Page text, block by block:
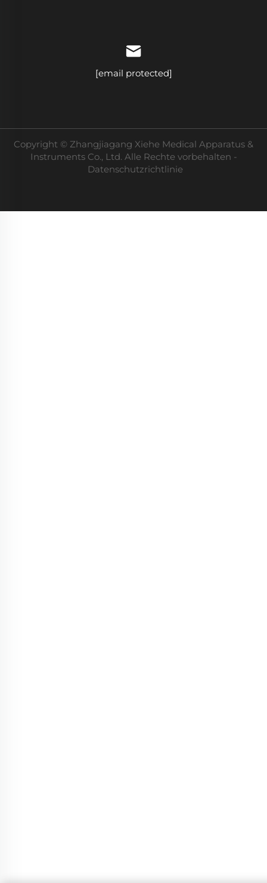
[email protected]
Copyright © Zhangjiagang Xiehe Medical Apparatus &
Instruments Co., Ltd. Alle Rechte vorbehalten -
Datenschutzrichtlinie